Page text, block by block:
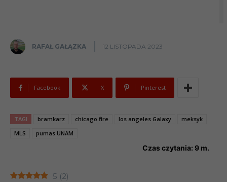
RAFAŁ GAŁĄZKA 12 LISTOPADA 2023
Facebook X Pinterest
TAGI bramkarz chicago fire los angeles Galaxy
meksyk
MLS
pumas UNAM
Czas czytania: 9 m.
5 (2)